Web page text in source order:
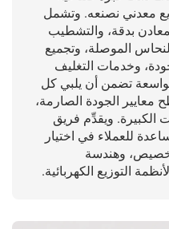
معدني نصنعه. وتشمل
بدقة، والتشطيب
الموصلة، وتجميع
وخدمات التغليف
تضمن أن يلبي كل
الجودة الصارمة،
الكبيرة. ويقدِّم فريق
للعملاء في اختيار
وهندسة
التوزيع الكهربائية.